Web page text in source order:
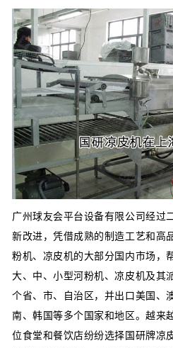
广州球友会平台设备有限公司经过
新改进，凭借成熟的制造工艺和高
粉机、凉皮机的大部分国内市场，
大、中、小型河粉机、凉皮机及其
个省、市、自治区，并出口美国、
南、韩国等多个国家和地区。越来
位食堂和餐饮店纷纷选择国研牌凉